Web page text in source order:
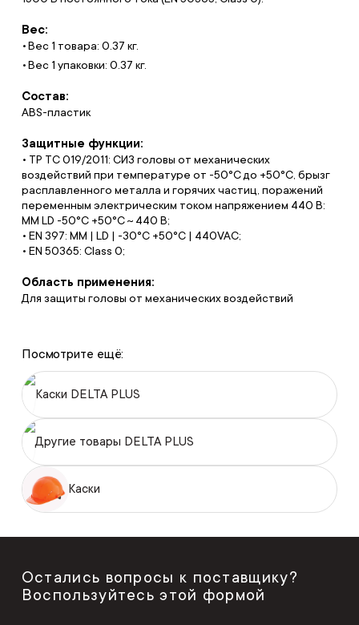
Вес:
Вес 1 товара: 0.37 кг.
Вес 1 упаковки: 0.37 кг.
Состав:
ABS-пластик
Защитные функции:
• ТР ТС 019/2011: СИЗ головы от механических
воздействий при температуре от -50°С до +50°С, брызг
расплавленного металла и горячих частиц, поражений
переменным электрическим током напряжением 440 В:
MM LD -50°C +50°C ~ 440 В;
• EN 397: MM | LD | -30°C +50°C | 440VAC;
• EN 50365: Class 0;
Область применения:
Для защиты головы от механических воздействий
Посмотрите ещё:
Каски DELTA PLUS
Другие товары DELTA PLUS
Каски
Остались вопросы к поставщику?
Воспользуйтесь этой формой